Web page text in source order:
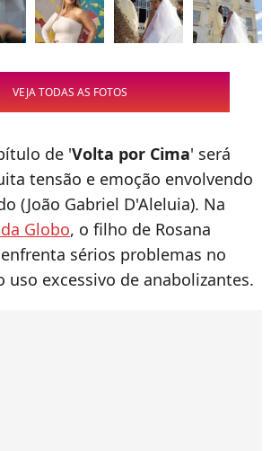
VEJA TODAS AS FOTOS
de 'Volta por Cima' será
tensão e emoção envolvendo
(João Gabriel D'Aleluia). Na
Globo, o filho de Rosana
sérios problemas no
uso excessivo de anabolizantes.